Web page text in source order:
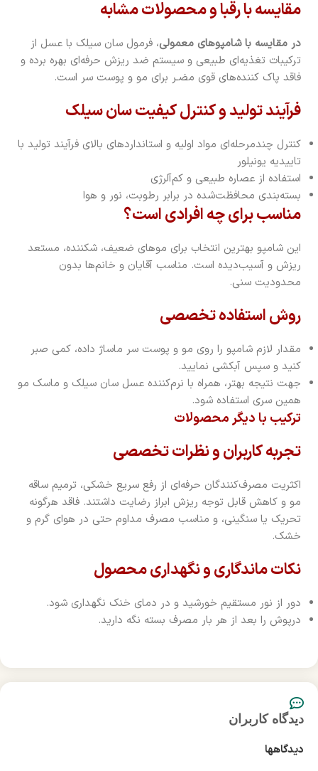
مقایسه با رقبا و محصولات مشابه
در مقایسه با شامپوهای معمولی، فرمول سان سیلک با عسل از
ترکیبات تغذیه‌ای طبیعی و سیستم ضد ریزش حرفه‌ای بهره برده و
فاقد پاک کننده‌های قوی مضـر برای مو و پوست سر است.
فرآیند تولید و کنترل کیفیت سان سیلک
کنترل چندمرحله‌ای مواد اولیه و استانداردهای بالای فرآیند تولید با
تاییدیه یونیلور
استفاده از عصاره طبیعی و کم‌آلرژی
بسته‌بندی محافظت‌شده در برابر رطوبت، نور و هوا
مناسب برای چه افرادی است؟
این شامپو بهترین انتخاب برای موهای ضعیف، شکننده، مستعد
ریزش و آسیب‌دیده است. مناسب آقایان و خانم‌ها بدون
محدودیت سنی.
روش استفاده تخصصی
مقدار لازم شامپو را روی مو و پوست سر ماساژ داده، کمی صبر
کنید و سپس آبکشی نمایید.
جهت نتیجه بهتر، همراه با نرم‌کننده عسل سان سیلک و ماسک مو
همین سری استفاده شود.
ترکیب با دیگر محصولات
تجربه کاربران و نظرات تخصصی
اکثریت مصرف‌کنندگان حرفه‌ای از رفع سریع خشکی، ترمیم ساقه
مو و کاهش قابل توجه ریزش ابراز رضایت داشتند. فاقد هرگونه
تحریک یا سنگینی، و مناسب مصرف مداوم حتی در هوای گرم و
خشک.
نکات ماندگاری و نگهداری محصول
دور از نور مستقیم خورشید و در دمای خنک نگهداری شود.
درپوش را بعد از هر بار مصرف بسته نگه دارید.
دیدگاه کاربران
دیدگاهها